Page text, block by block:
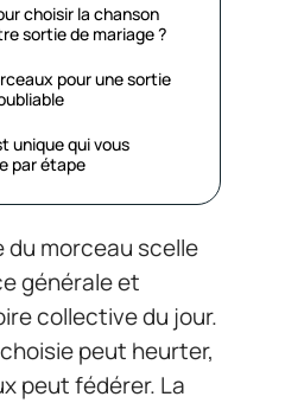
choisir la chanson
sortie de mariage ?
pour une sortie
unique qui vous
par étape
du morceau scelle
générale et
collective du jour.
peut heurter,
peut fédérer. La